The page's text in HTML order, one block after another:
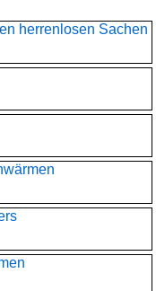
herrenlosen Sachen